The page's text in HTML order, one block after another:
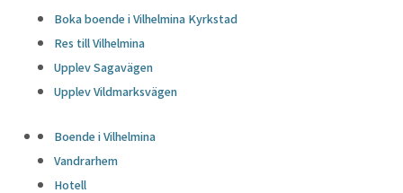
Boka boende i Vilhelmina Kyrkstad
Res till Vilhelmina
Upplev Sagavägen
Upplev Vildmarksvägen
Boende i Vilhelmina
Vandrarhem
Hotell